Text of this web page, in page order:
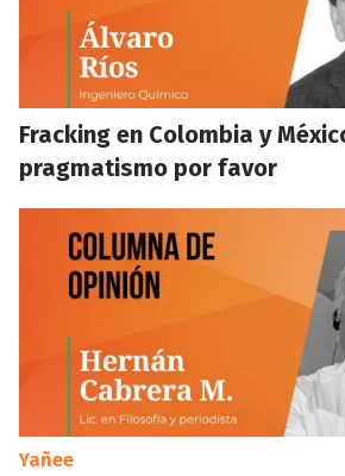
Fracking en Colombia y
pragmatismo por favor
Yañee